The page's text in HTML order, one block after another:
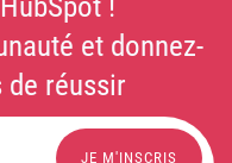
et donnez-
de réussir